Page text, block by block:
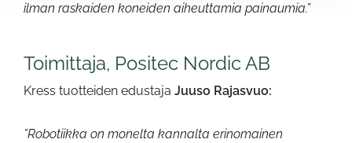
ilman raskaiden koneiden aiheuttamia painaumia.”
Toimittaja, Positec Nordic AB
Kress tuotteiden edustaja Juuso Rajasvuo:
”Robotiikka on monelta kannalta erinomainen